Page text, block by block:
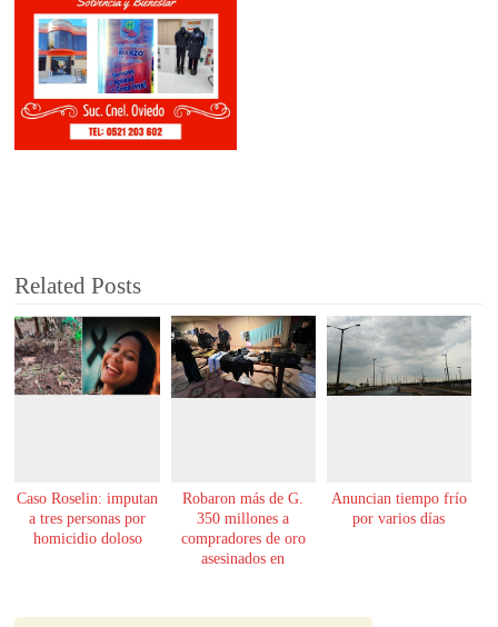
Related Posts
Caso Roselin: imputan
a tres personas por
homicidio doloso
Robaron más de G.
350 millones a
compradores de oro
asesinados en
Anuncian tiempo frío
por varios días